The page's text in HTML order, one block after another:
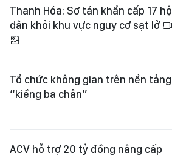
Thanh Hóa: Sơ tán khẩn cấp 17 hộ
dân khỏi khu vực nguy cơ sạt lở
Tổ chức không gian trên nền tảng
“kiềng ba chân”
ACV hỗ trợ 20 tỷ đồng nâng cấp